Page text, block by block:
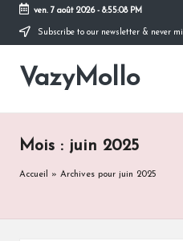
Skip
content
ven. 7 août 2026- 8:55:08 PM
Subscribe to our newsletter & never
VazyMollo
Pensez
Prenez
temps
Mois : juin 2025
Accueil » Archives pour juin 2025